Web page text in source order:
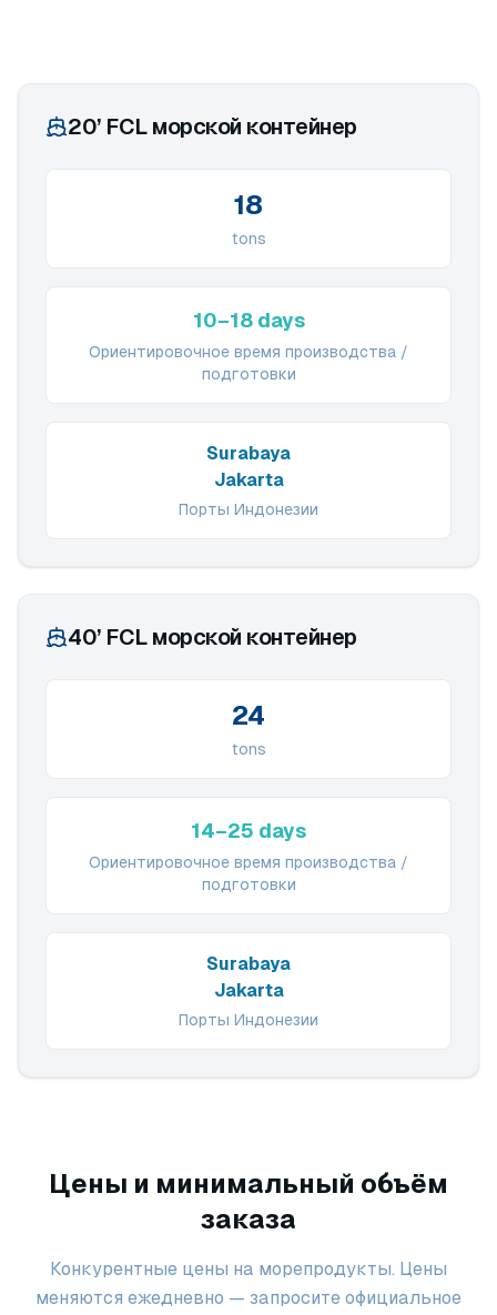
20’ FCL морской контейнер
18
tons
10–18 days
Ориентировочное время производства /
подготовки
Surabaya
Jakarta
Порты Индонезии
40’ FCL морской контейнер
24
tons
14–25 days
Ориентировочное время производства /
подготовки
Surabaya
Jakarta
Порты Индонезии
Цены и минимальный объём
заказа
Конкурентные цены на морепродукты. Цены
меняются ежедневно — запросите официальное